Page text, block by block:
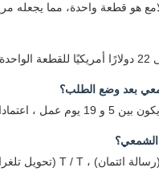
بعد وضع الطلب؟
الشمعي؟